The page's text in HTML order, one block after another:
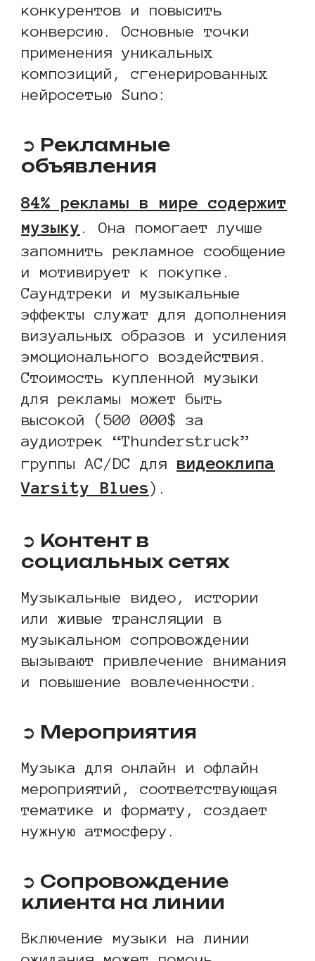
конкурентов и повысить
конверсию. Основные точки
применения уникальных
композиций, сгенерированных
нейросетью Suno:
➲ Рекламные
объявления
84% рекламы в мире содержит
музыку . Она помогает лучше
запомнить рекламное сообщение
и мотивирует к покупке.
Саундтреки и музыкальные
эффекты служат для дополнения
визуальных образов и усиления
эмоционального воздействия.
Стоимость купленной музыки
для рекламы может быть
высокой (500 000$ за
аудиотрек “Thunderstruck”
группы AC/DC для видеоклипа
Varsity Blues).
➲ Контент в
социальных сетях
Музыкальные видео, истории
или живые трансляции в
музыкальном сопровождении
вызывают привлечение внимания
и повышение вовлеченности.
➲ Мероприятия
Музыка для онлайн и офлайн
мероприятий, соответствующая
тематике и формату, создает
нужную атмосферу.
➲ Сопровождение
клиента на линии
Включение музыки на линии